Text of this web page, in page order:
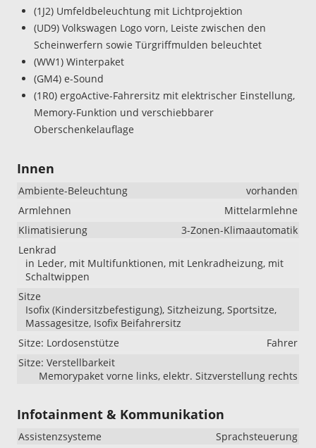
(1J2) Umfeldbeleuchtung mit Lichtprojektion
(UD9) Volkswagen Logo vorn, Leiste zwischen den
Scheinwerfern sowie Türgriffmulden beleuchtet
(WW1) Winterpaket
(GM4) e-Sound
(1R0) ergoActive-Fahrersitz mit elektrischer Einstellung,
Memory-Funktion und verschiebbarer
Oberschenkelauflage
Innen
Ambiente-Beleuchtung
vorhanden
Armlehnen
Mittelarmlehne
Klimatisierung
3-Zonen-Klimaautomatik
Lenkrad
in Leder, mit Multifunktionen, mit Lenkradheizung, mit
Schaltwippen
Sitze
Isofix (Kindersitzbefestigung), Sitzheizung, Sportsitze,
Massagesitze, Isofix Beifahrersitz
Sitze: Lordosenstütze
Fahrer
Sitze: Verstellbarkeit
Memorypaket vorne links, elektr. Sitzverstellung rechts
Infotainment & Kommunikation
Assistenzsysteme
Sprachsteuerung